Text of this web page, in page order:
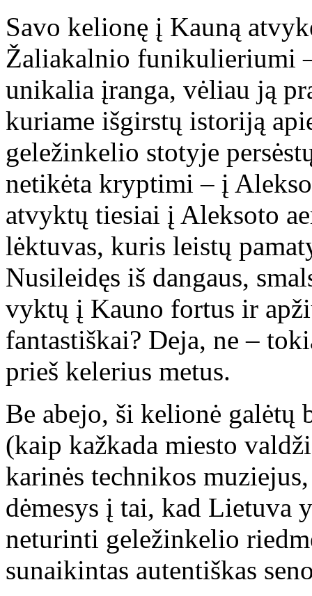
Savo kelionę į Kauną
Žaliakalnio funikulieriumi
unikalia įranga, vėliau ją
kuriame išgirstų istoriją
geležinkelio stotyje
netikėta kryptimi – į
atvyktų tiesiai į Aleksoto
lėktuvas, kuris leistų
Nusileidęs iš dangaus,
vyktų į Kauno fortus ir
fantastiškai? Deja, ne –
prieš kelerius metus.
Be abejo, ši kelionė galėtų
(kaip kažkada miesto
karinės technikos
dėmesys į tai, kad Lietuva
neturinti geležinkelio
sunaikintas autentiškas